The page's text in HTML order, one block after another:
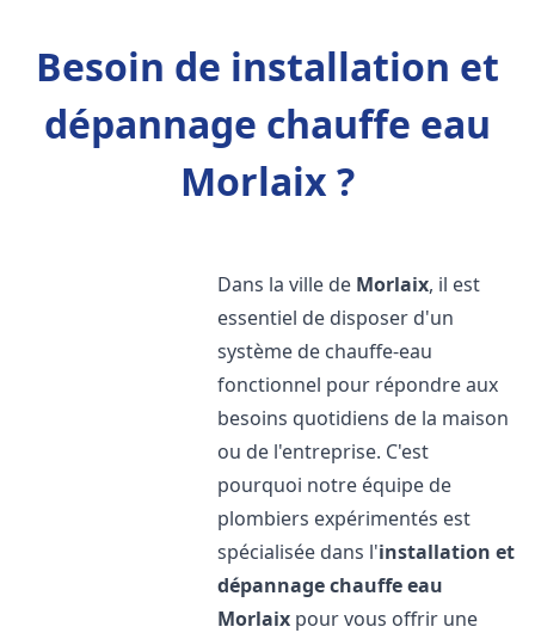
Besoin de installation et
dépannage chauffe eau
Morlaix ?
Dans la ville de Morlaix, il est
essentiel de disposer d'un
système de chauffe-eau
fonctionnel pour répondre aux
besoins quotidiens de la maison
ou de l'entreprise. C'est
pourquoi notre équipe de
plombiers expérimentés est
spécialisée dans l'installation et
dépannage chauffe eau
Morlaix pour vous offrir une